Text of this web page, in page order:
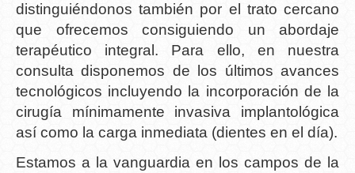
distinguiéndonos también por el trato cercano
que ofrecemos consiguiendo un abordaje
terapéutico integral. Para ello, en nuestra
consulta disponemos de los últimos avances
tecnológicos incluyendo la incorporación de la
cirugía mínimamente invasiva implantológica
así como la carga inmediata (dientes en el día).
Estamos a la vanguardia en los campos de la